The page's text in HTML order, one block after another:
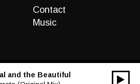
Contact
Music
and the Beautiful
00:00